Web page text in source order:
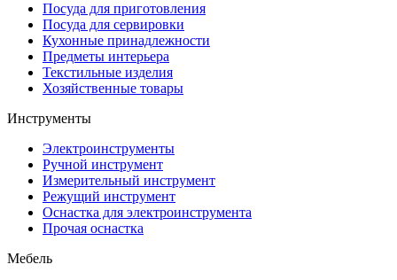
Посуда для приготовления
Посуда для сервировки
Кухонные принадлежности
Предметы интерьера
Текстильные изделия
Хозяйственные товары
Инструменты
Электроинструменты
Ручной инструмент
Измерительный инструмент
Режущий инструмент
Оснастка для электроинструмента
Прочая оснастка
Мебель